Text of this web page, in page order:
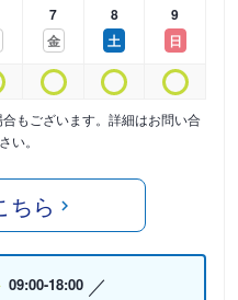
7
金
8
土
9
日
もございます。詳細はお問い合
い。
ちら
09:00-18:00